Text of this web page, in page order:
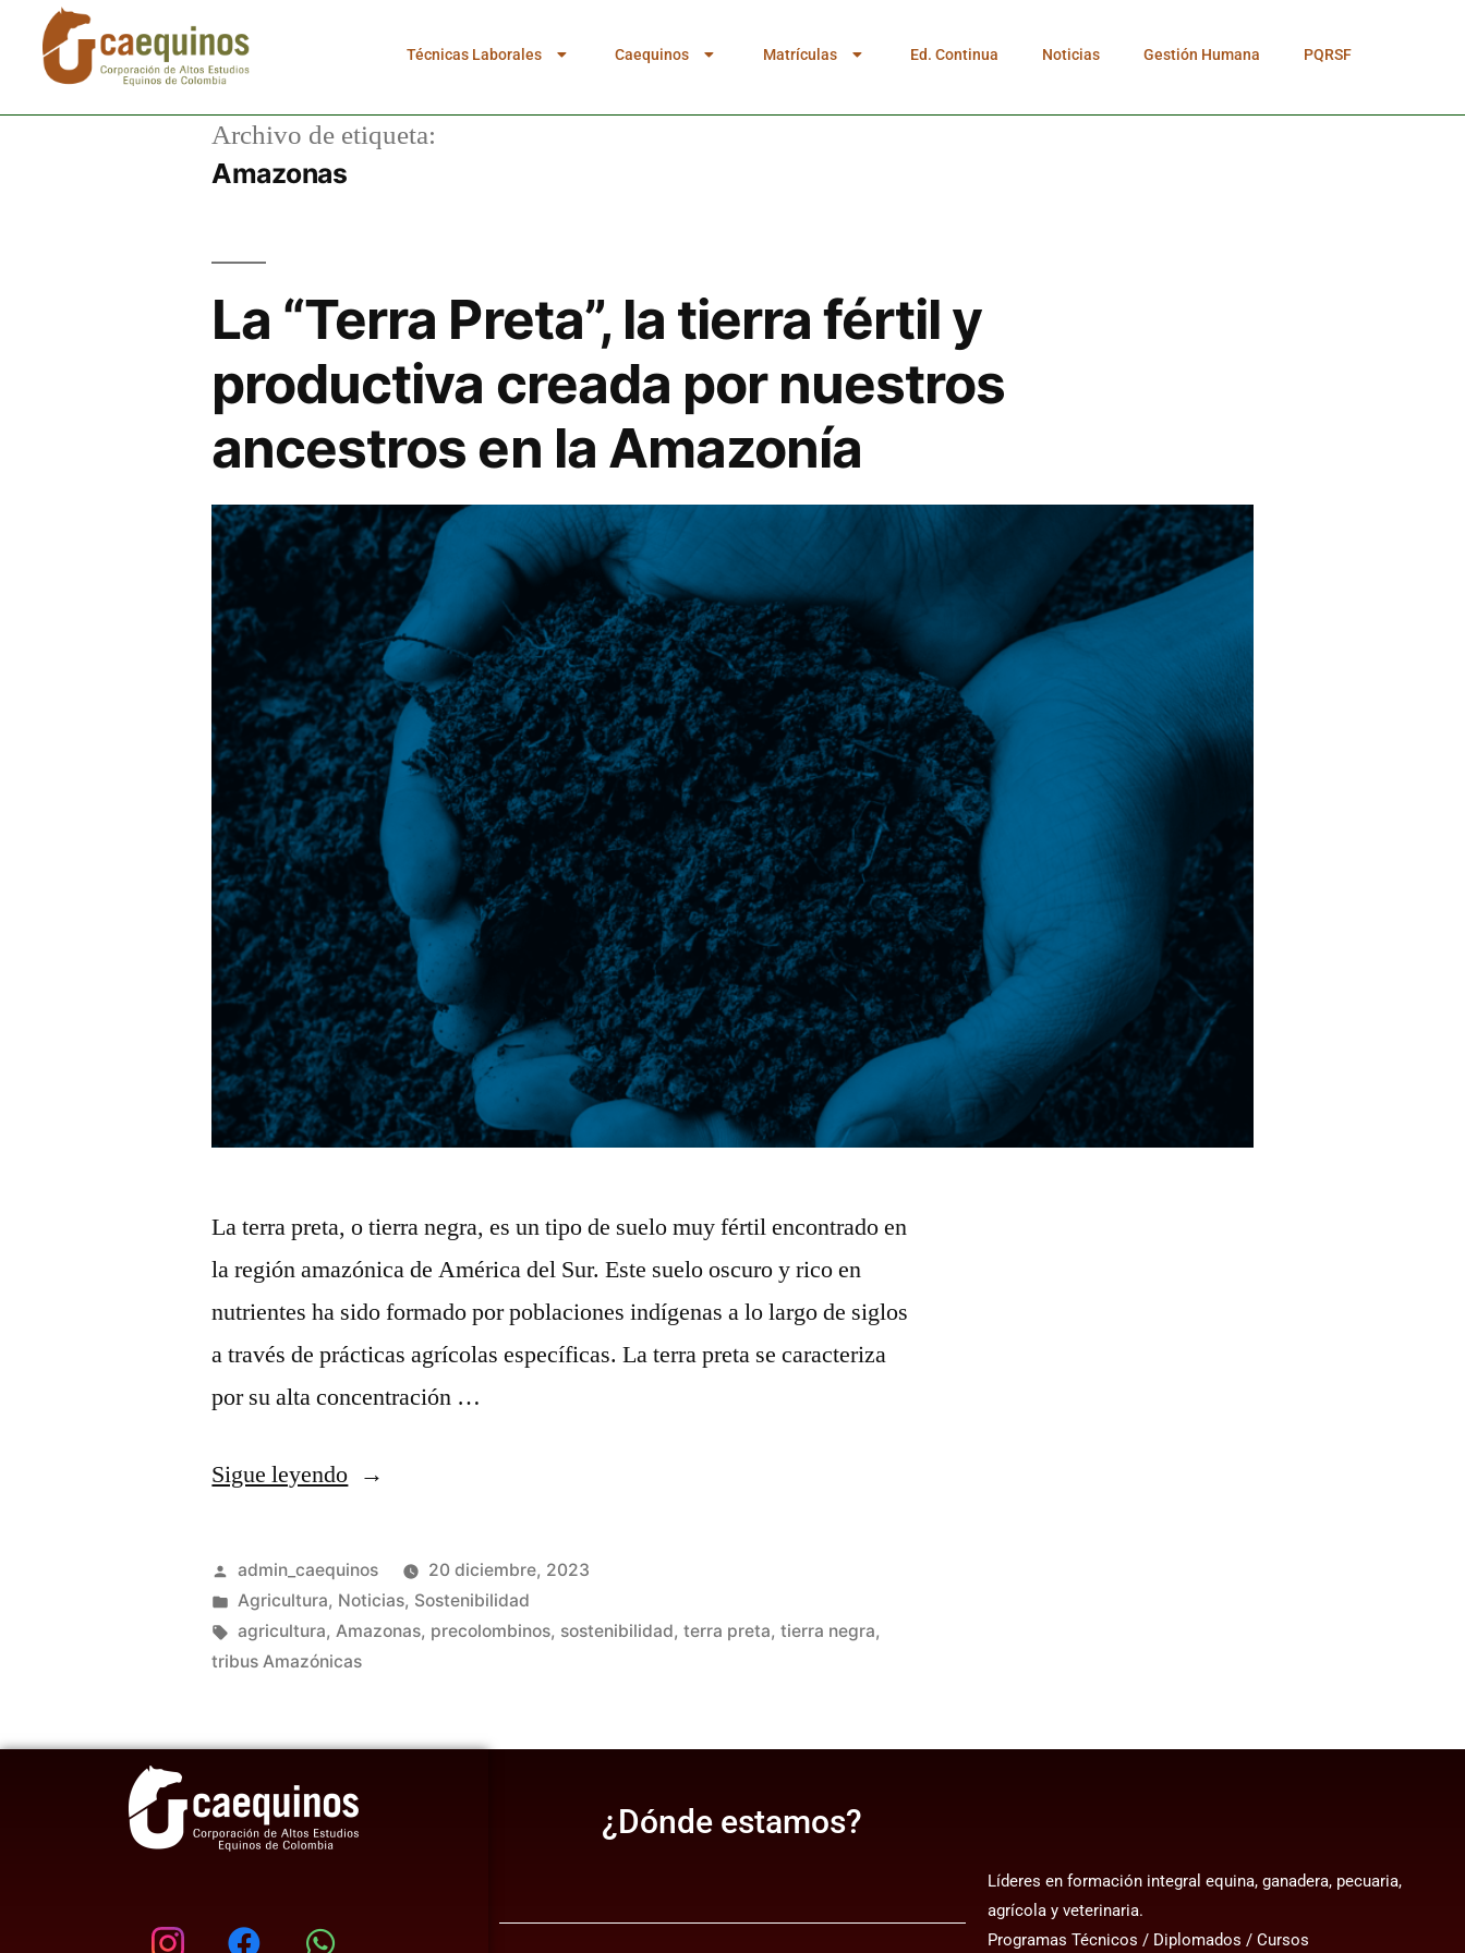
Técnicas Laborales Caequinos Matrículas Ed. Continua Noticias Gestión Humana PQRSF
Archivo de etiqueta:
Amazonas
La “Terra Preta”, la tierra fértil y
productiva creada por nuestros
ancestros en la Amazonía
La terra preta, o tierra negra, es un tipo de suelo muy fértil encontrado en
la región amazónica de América del Sur. Este suelo oscuro y rico en
nutrientes ha sido formado por poblaciones indígenas a lo largo de siglos
a través de prácticas agrícolas específicas. La terra preta se caracteriza
por su alta concentración …
Sigue leyendo
admin_caequinos
20 diciembre, 2023
Agricultura, Noticias, Sostenibilidad
agricultura,Amazonas, precolombinos, sostenibilidad,terra preta,tierra negra,
tribus Amazónicas
¿Dónde estamos?
Líderes en formación integral equina, ganadera, pecuaria,
agrícola y veterinaria.
Programas Técnicos / Diplomados / Cursos